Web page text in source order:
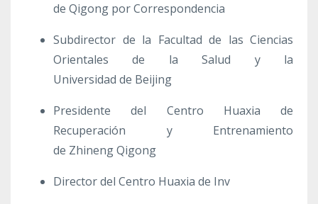
de Qigong por Correspondencia
Subdirector de la Facultad de las Ciencias
Orientales de la Salud y la
Universidad de Beijing
Presidente del Centro Huaxia de
Recuperación y Entrenamiento
de Zhineng Qigong
Director del Centro Huaxia de Inv